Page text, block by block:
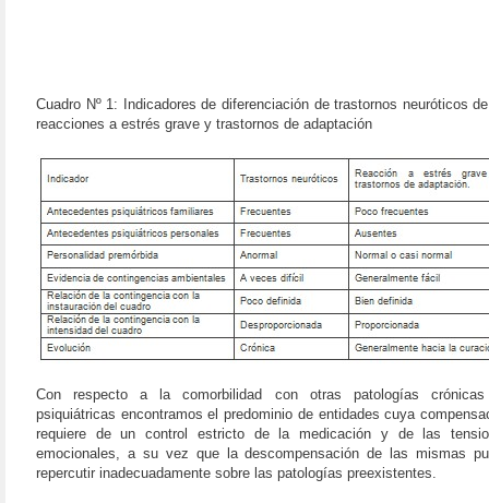
Cuadro Nº 1: Indicadores de diferenciación de trastornos neuróticos
reacciones a estrés grave y trastornos de adaptación
Con respecto a la comorbilidad con otras patologías
psiquiátricas encontramos el predominio de entidades cuya
requiere de un control estricto de la medicación y de las
emocionales, a su vez que la descompensación de las mismas
repercutir inadecuadamente sobre las patologías preexistentes.